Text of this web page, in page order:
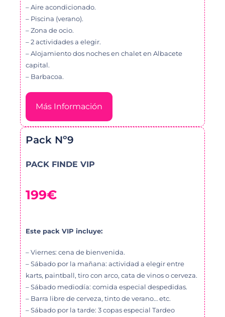
– Aire acondicionado.
– Piscina (verano).
– Zona de ocio.
– 2 actividades a elegir.
– Alojamiento dos noches en chalet en Albacete
capital.
– Barbacoa.
Más Información
Pack Nº9
PACK FINDE VIP
199€
Este pack VIP incluye:
– Viernes: cena de bienvenida.
– Sábado por la mañana: actividad a elegir entre
karts, paintball, tiro con arco, cata de vinos o cerveza.
– Sábado mediodía: comida especial despedidas.
– Barra libre de cerveza, tinto de verano… etc.
– Sábado por la tarde: 3 copas especial Tardeo